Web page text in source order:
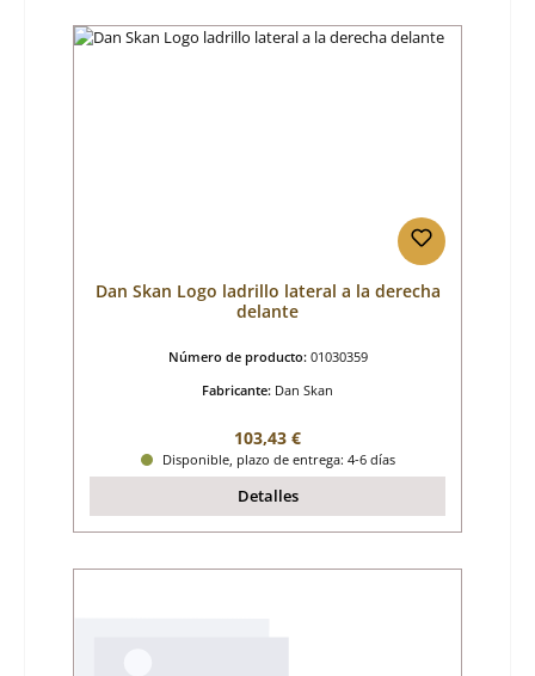
Dan Skan Logo ladrillo lateral a la derecha
delante
Número de producto: 01030359
Fabricante: Dan Skan
Precio normal:
103,43 €
Disponible, plazo de entrega: 4-6 días
Detalles